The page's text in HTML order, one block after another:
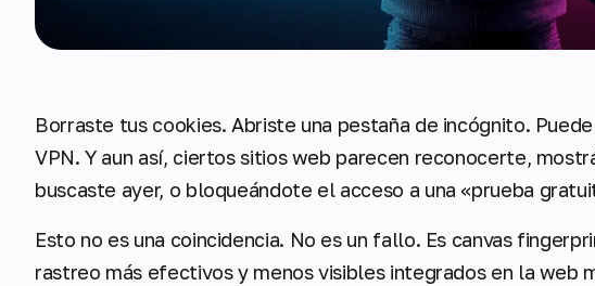
Borraste tus cookies. Abriste una pestaña de incógnito.
VPN. Y aun así, ciertos sitios web parecen reconocerte,
buscaste ayer, o bloqueándote el acceso a una «prueba
Esto no es una coincidencia. No es un fallo. Es canvas
rastreo más efectivos y menos visibles integrados en la web